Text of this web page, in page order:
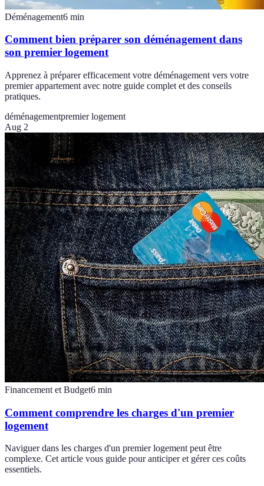
Déménagement6 min
Comment bien préparer son déménagement dans
son premier logement
Apprenez à préparer efficacement votre déménagement vers votre
premier appartement avec notre guide complet et des conseils
pratiques.
déménagementpremier logement
Aug 2
Financement et Budget6 min
Comment comprendre les charges d'un premier
logement
Naviguer dans les charges d'un premier logement peut être
complexe. Cet article vous guide pour anticiper et gérer ces coûts
essentiels.